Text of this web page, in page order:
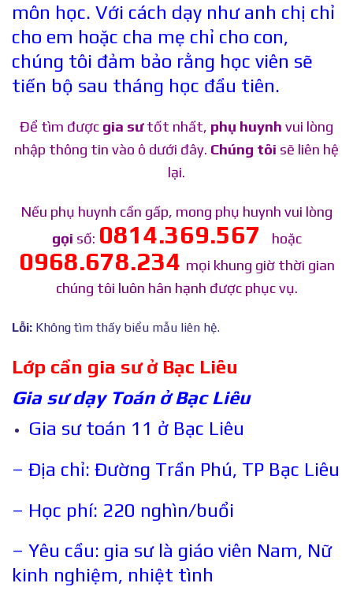
môn học. Với cách dạy như anh chị chỉ
cho em hoặc cha mẹ chỉ cho con,
chúng tôi đảm bảo rằng học viên sẽ
tiến bộ sau tháng học đầu tiên.
Để tìm được gia sưtốt nhất, phụ huynh vui lòng
nhập thông tin vào ô dưới đây. Chúng tôi sẽ liên hệ
lại.
Nếu phụ huynh cần gấp, mong phụ huynh vui lòng
gọi số: 0814.369.567 hoặc
0968.678.234 mọi khung giờ thời gian
chúng tôi luôn hân hạnh được phục vụ.
Lỗi: Không tìm thấy biểu mẫu liên hệ.
Lớp cần gia sư ở Bạc Liêu
Gia sư dạy Toán ở Bạc Liêu
Gia sư toán 11 ở Bạc Liêu
– Địa chỉ: Đường Trần Phú, TP Bạc Liêu
– Học phí: 220 nghìn/buổi
– Yêu cầu: gia sư là giáo viên Nam, Nữ
kinh nghiệm, nhiệt tình